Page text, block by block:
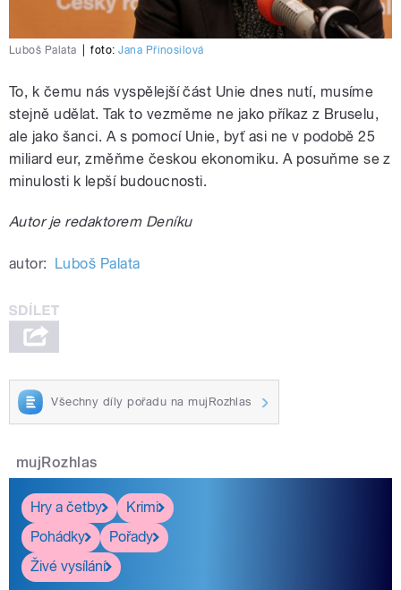
Luboš Palata foto:Jana Přinosilová
To, k čemu nás vyspělejší část Unie dnes nutí, musíme
stejně udělat. Tak to vezměme ne jako příkaz z Bruselu,
ale jako šanci. A s pomocí Unie, byť asi ne v podobě 25
miliard eur, změňme českou ekonomiku. A posuňme se z
minulosti k lepší budoucnosti.
Autor je redaktorem Deníku
autor: Luboš Palata
Všechny díly pořadu na mujRozhlas
mujRozhlas
Hry a četby
Krimi
Pohádky
Pořady
Živé vysílání